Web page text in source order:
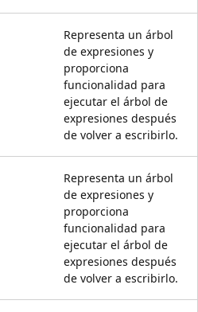
Representa un árbol
de expresiones y
proporciona
funcionalidad para
ejecutar el árbol de
expresiones después
de volver a escribirlo.
Representa un árbol
de expresiones y
proporciona
funcionalidad para
ejecutar el árbol de
expresiones después
de volver a escribirlo.